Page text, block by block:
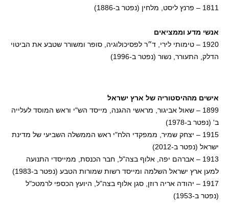
1811 – פרנץ ליסט, מלחין (נפטר ב-1886)
אנשי מדע וממציאים
1920 – טימותי לירי, ד״ר לפסיכולוגיה, סופר ומשורר שטבע את הביטוי
הדלק, התעורר, נשור (נפטר ב-1996)
אישים מההיסטוריה של ארץ ישראל
1899 – שאול אביגור, מראשי ההגנה, מייסד הש"י וראש המוסד לעלייה
ב' (נפטר ב-1978)
1915 – יצחק שמיר, ממפקדי הלח"י ראש הממשלה השביעי של מדינת
ישראל (נפטר ב-2012)
1913 – אברהם יפה, אלוף בצה"ל, חבר הכנסת, ממייסדי התנועה
למען ארץ ישראל השלמה ומייסד רשות שמורות הטבע (נפטר ב-1983)
1917 – יהודה אריה רוזן, סגן אלוף בצה"ל, היועץ הכספי לרמטכ"ל
(נפטר ב-1953)